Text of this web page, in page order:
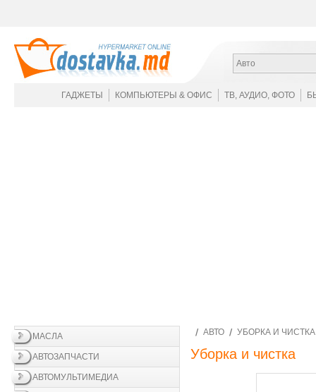
Авто
ГАДЖЕТЫ КОМПЬЮТЕРЫ & ОФИС ТВ, АУДИО, ФОТО
МАСЛА
АВТОЗАПЧАСТИ
АВТОМУЛЬТИМЕДИА
АВТО УБОРКА И ЧИСТКА
Уборка и чистка